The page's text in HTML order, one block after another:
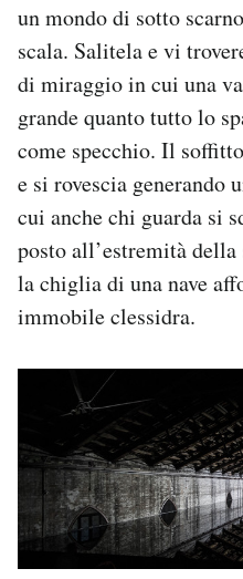
un mondo di sotto
scala. Salitela e vi
di miraggio in cui una
grande quanto tutto lo
come specchio. Il
e si rovescia generando
cui anche chi guarda si
posto all’estremità
la chiglia di una nave
immobile clessidra.